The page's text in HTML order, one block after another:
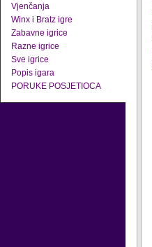
Vjenčanja
Winx i Bratz igre
Zabavne igrice
Razne igrice
Sve igrice
Popis igara
PORUKE POSJETIOCA